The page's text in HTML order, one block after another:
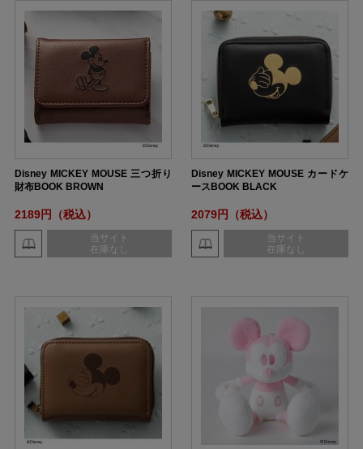
Disney MICKEY MOUSE 三つ折り
財布BOOK BROWN
2189円（税込）
当サイト
在庫なし
Disney MICKEY MOUSE カードケ
ースBOOK BLACK
2079円（税込）
当サイト
在庫なし